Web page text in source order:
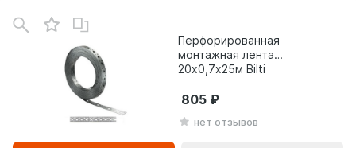
Перфорированная
монтажная лента
20х0,7х25м Bilti
нет отзывов
805